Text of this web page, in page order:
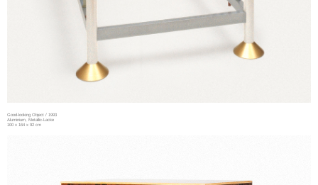
Good-looking Object / 1993
Aluminium, Metallic-Lacke
100 x 164 x 92 cm